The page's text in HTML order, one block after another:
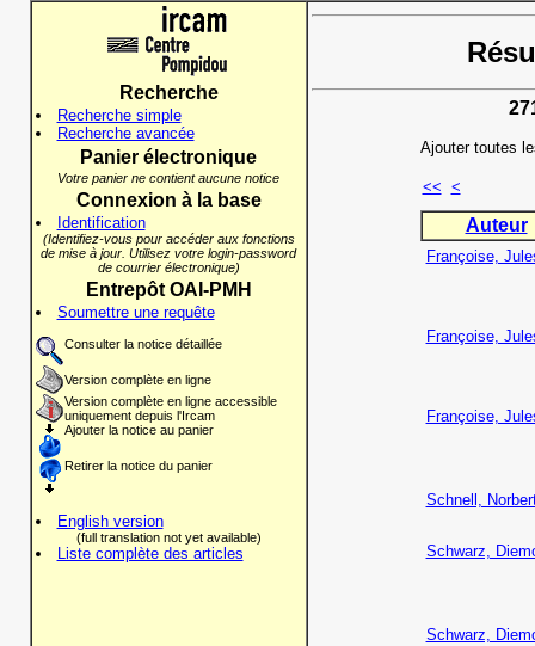
Recherche
Recherche simple
Recherche avancée
Panier électronique
Votre panier ne contient aucune notice
Connexion à la base
Identification
(Identifiez-vous pour accéder aux fonctions
de mise à jour. Utilisez votre login-password
de courrier électronique)
Entrepôt OAI-PMH
Soumettre une requête
Consulter la notice détaillée
Version complète en ligne
Version complète en ligne accessible
uniquement depuis l'Ircam
Ajouter la notice au panier
Retirer la notice du panier
English version
(full translation not yet available)
Liste complète des articles
Ajouter toutes
<< <
Auteur
Françoise,
Françoise,
Françoise,
Schnell,
Schwarz,
Schwarz,